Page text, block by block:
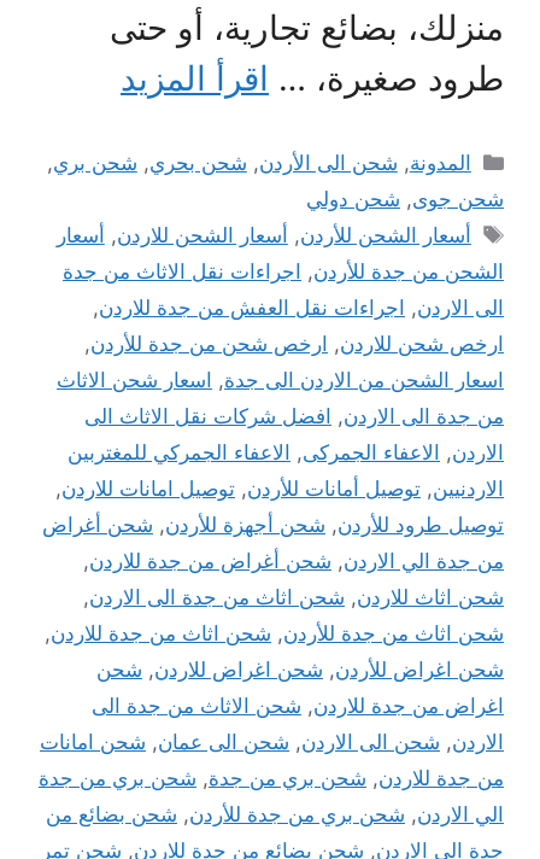
منزلك، بضائع تجارية، أو حتى
طرود صغيرة، … اقرأ المزيد
التصنيفات
المدونة, شحن الى الأردن, شحن بحري, شحن بري,
شحن جوى, شحن دولي
الوسوم
أسعار الشحن للأردن, أسعار الشحن للاردن, أسعار
الشحن من جدة للأردن, اجراءات نقل الاثاث من جدة
الى الاردن, اجراءات نقل العفش من جدة للاردن,
ارخص شحن للاردن, ارخص شحن من جدة للأردن,
اسعار الشحن من الاردن الى جدة, اسعار شحن الاثاث
من جدة الى الاردن, افضل شركات نقل الاثاث الى
الاردن, الاعفاء الجمركى,
الاعفاء الجمركي للمغتربين
الاردنيين, توصيل أمانات للأردن, توصيل امانات للاردن,
توصيل طرود للأردن, شحن أجهزة للأردن, شحن أغراض
من جدة الي الاردن, شحن أغراض من جدة للاردن,
شحن اثاث للاردن, شحن اثاث من جدة الى الاردن,
شحن اثاث من جدة للأردن, شحن اثاث من جدة للاردن,
شحن اغراض للأردن, شحن اغراض للاردن, شحن
اغراض من جدة للاردن, شحن الاثاث من جدة الى
الاردن, شحن الى الاردن, شحن الى عمان, شحن امانات
من جدة للاردن, شحن بري من جدة, شحن بري من جدة
الي الاردن, شحن بري من جدة للأردن, شحن بضائع من
جدة الي الاردن, شحن بضائع من جدة للاردن, شحن تمر